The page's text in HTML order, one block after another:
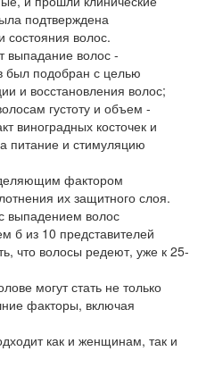
подтверждена
состояния волос.
выпадание волос -
был подобран с целью
и восстановления волос;
густоту и объем -
виноградных косточек и
питание и стимуляцию
фактором
их защитного слоя.
выпадением волос
б из 10 представителей
что волосы редеют, уже к 25-
могут стать не только
факторы, включая
как и женщинам, так и